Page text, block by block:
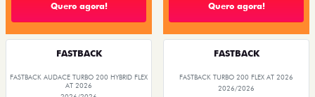
Quero agora! Quero agora!
FASTBACK
FASTBACK AUDACE TURBO 200 HYBRID FLEX
AT 2026
FASTBACK
FASTBACK TURBO 200 FLEX AT 2026
2026/2026